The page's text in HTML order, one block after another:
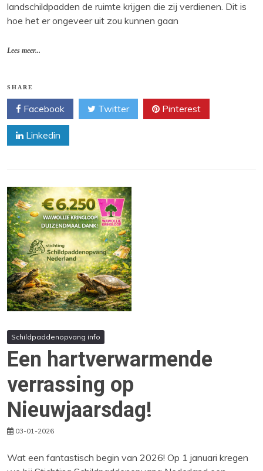
landschildpadden de ruimte krijgen die zij verdienen. Dit is
hoe het er ongeveer uit zou kunnen gaan
Lees meer...
SHARE
Facebook Twitter Pinterest
Linkedin
Schildpaddenopvang info
Een hartverwarmende
verrassing op
Nieuwjaarsdag!
03-01-2026
Wat een fantastisch begin van 2026! Op 1 januari kregen